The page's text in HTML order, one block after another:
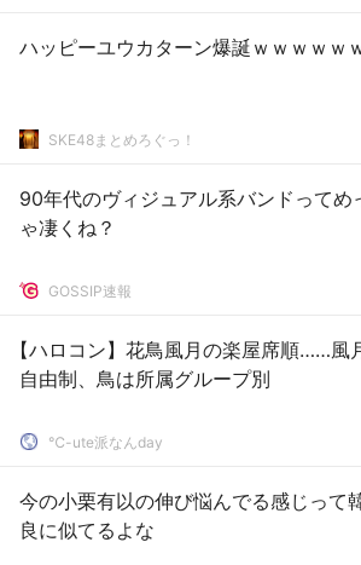
ハッピーユウカターン爆誕ｗｗｗｗｗ
SKE48まとめろぐっ！
90年代のヴィジュアル系バンドってめ
ゃ凄くね？
GOSSIP速報
【ハロコン】花鳥風月の楽屋席順……風
自由制、鳥は所属グループ別
℃-ute派なんday
今の小栗有以の伸び悩んでる感じって
良に似てるよな